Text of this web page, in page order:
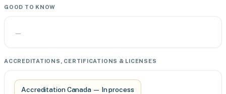
GOOD TO KNOW
—
ACCREDITATIONS, CERTIFICATIONS & LICENSES
Accreditation Canada — In process